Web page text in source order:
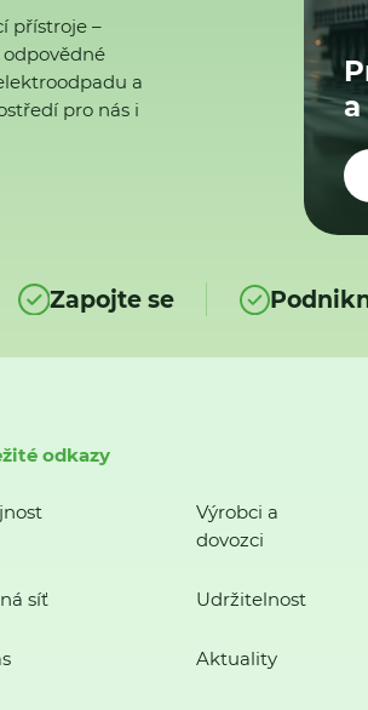
přístroje –
odpovědné
a
pro nás i
Zapojte se
odkazy
Výrobci a
dovozci
síť Udržitelnost
Aktuality